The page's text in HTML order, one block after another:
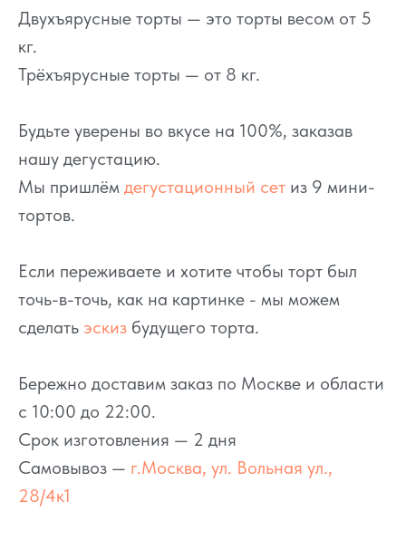
Двухъярусные торты — это торты весом от 5
кг.
Трёхъярусные торты — от 8 кг.
Будьте уверены во вкусе на 100%, заказав
нашу дегустацию.
Мы пришлём дегустационный сет из 9 мини-
тортов.
Если переживаете и хотите чтобы торт был
точь-в-точь, как на картинке - мы можем
сделать эскиз будущего торта.
Бережно доставим заказ по Москве и области
с 10:00 до 22:00.
Срок изготовления — 2 дня
Самовывоз — г.Москва, ул. Вольная ул.,
28/4к1